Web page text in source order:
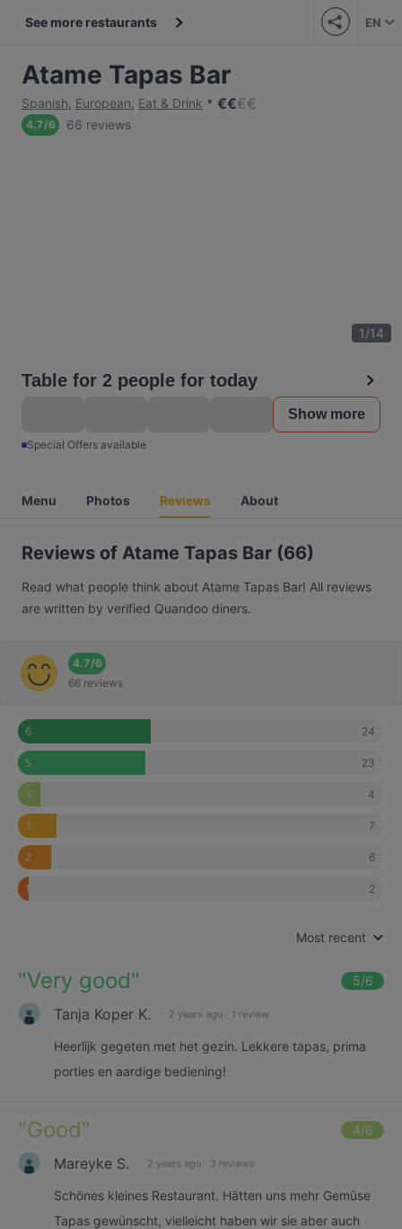
See more restaurants EN
Atame Tapas Bar
Spanish, European, Eat & Drink €€€€
4.7/6 66 reviews
1/14
Table for 2 people for today
Show more
Special Offers available
Menu Photos Reviews About
Reviews of Atame Tapas Bar (66)
Read what people think about Atame Tapas Bar! All reviews
are written by verified Quandoo diners.
4.7/6
66 reviews
6 24
5 23
4 4
3 7
2 6
1 2
Most recent
"Very good" 5/6
Tanja Koper K. 2 years ago · 1 review
Heerlijk gegeten met het gezin. Lekkere tapas, prima
porties en aardige bediening!
"Good" 4/6
Mareyke S. 2 years ago · 3 reviews
Schönes kleines Restaurant. Hätten uns mehr Gemüse
Tapas gewünscht, vielleicht haben wir sie aber auch